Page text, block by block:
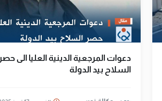
دعوات المرجعية الدينية العليا الى حصر
السلاح بيد الدولة